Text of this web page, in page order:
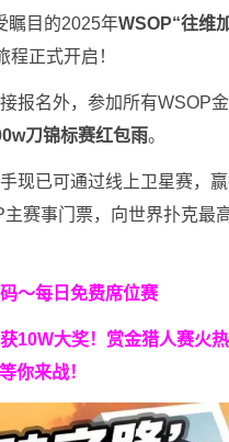
瞩目的2025年WSOP“往维
程正式开启！
报名外，参加所有WSOP
刀锦标赛红包雨。
现已可通过线上卫星赛，
主赛事门票，向世界扑克最
～每日免费席位赛
10W大奖！ 赏金猎人赛火
你来战！